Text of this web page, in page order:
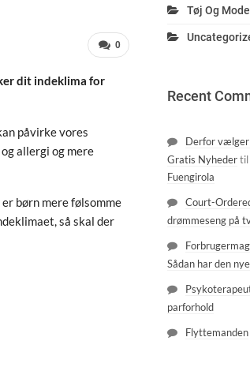
0
dit indeklima for
påvirke vores
allergi og mere
børn mere følsomme
så skal der
Tøj Og Mode
Recent
Derfor vælger
Gratis Nyhedertil
Fuengirola
Court-
drømmeseng på
Sådan har den
parforhold
Flyttemanden